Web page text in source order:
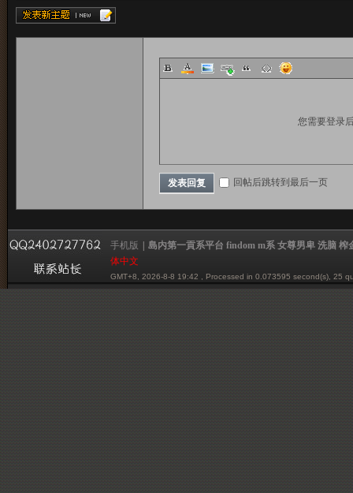
系
fi
您需要登录
发表回复 回帖后跳转到最后一页
手机版
島内第一貢系平台 findom m系 女尊男卑 洗脑
体中文
GMT+8, 2026-8-8 19:42 , Processed in 0.073595 second(s), 25